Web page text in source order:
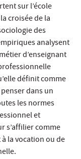
sur l’école
croisée de la
des
analysent
d’enseignant
définit comme
dans un
les normes
et
s’affilier comme
la vocation ou de